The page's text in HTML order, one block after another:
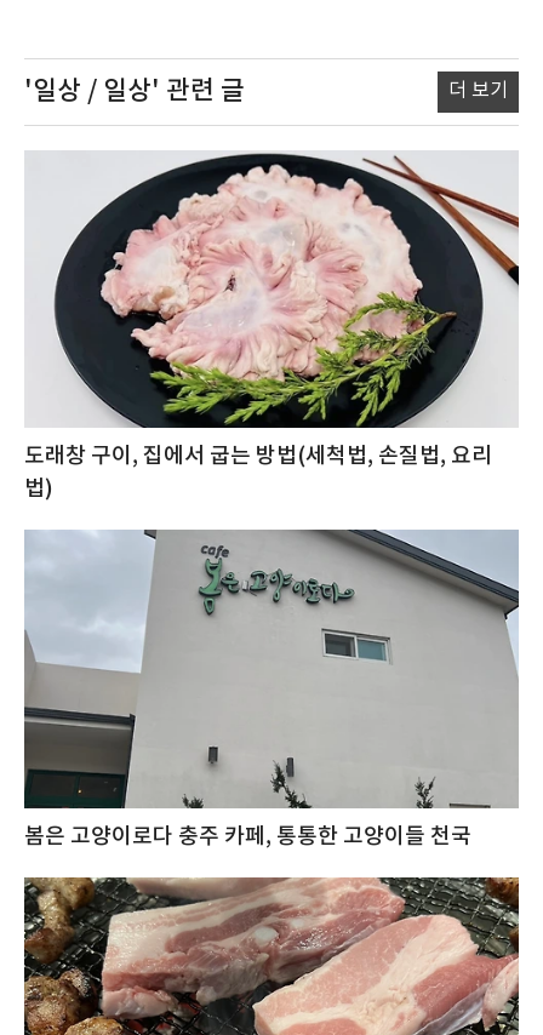
'일상 / 일상' 관련 글 더 보기
도래창 구이, 집에서 굽는 방법(세척법, 손질법, 요리
법)
봄은 고양이로다 충주 카페, 통통한 고양이들 천국